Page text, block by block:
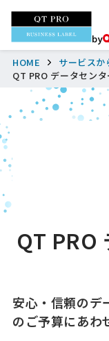
by
HOME サービスか
QT PRO データセン
QT PRO
安心・信頼のデ
のご予算にあわ